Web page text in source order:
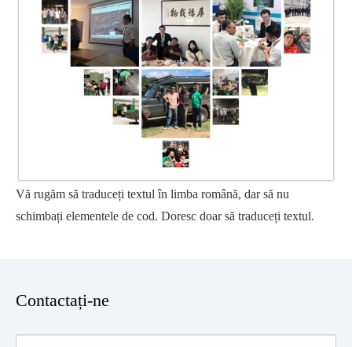
Vă rugăm să traduceți textul în limba română, dar să nu
schimbați elementele de cod. Doresc doar să traduceți textul.
Contactați-ne